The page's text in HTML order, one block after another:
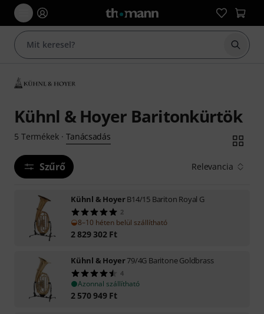
Kühnl & Hoyer Baritonkürtök
5 Termékek· Tanácsadás
Szűrő Relevancia
Kühnl & HoyerB14/15 Bariton Royal G
2
8–10 héten belül szállítható
2 829 302 Ft
Kühnl & Hoyer79/4G Baritone Goldbrass
4
Azonnal szállítható
2 570 949 Ft